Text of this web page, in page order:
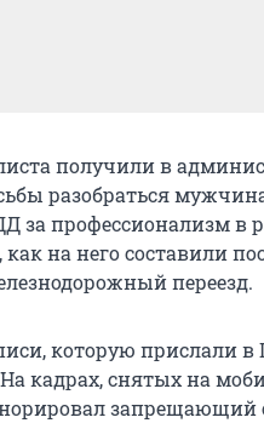
получили в
разобраться
за профессионализм в
на него составили
переезд.
которую прислали
кадрах, снятых на
запрещающий